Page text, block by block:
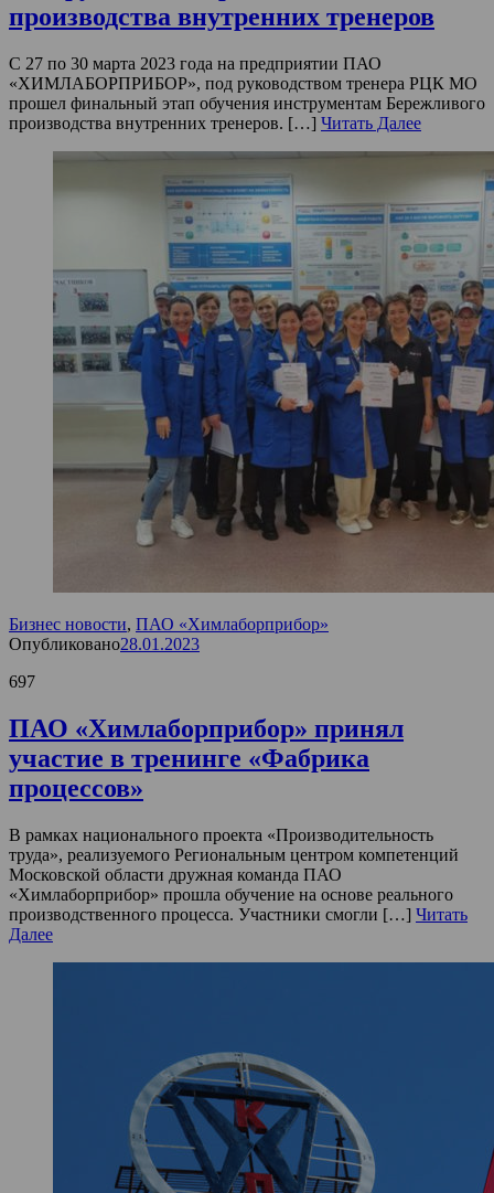
производства внутренних тренеров
С 27 по 30 марта 2023 года на предприятии ПАО
«ХИМЛАБОРПРИБОР», под руководством тренера РЦК МО
прошел финальный этап обучения инструментам Бережливого
производства внутренних тренеров. […] Читать Далее
Бизнес новости, ПАО «Химлаборприбор»
Опубликовано28.01.2023
697
ПАО «Химлаборприбор» принял
участие в тренинге «Фабрика
процессов»
В рамках национального проекта «Производительность
труда», реализуемого Региональным центром компетенций
Московской области дружная команда ПАО
«Химлаборприбор» прошла обучение на основе реального
производственного процесса. Участники смогли […] Читать
Далее